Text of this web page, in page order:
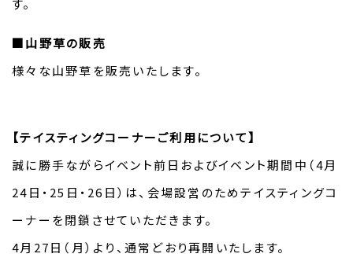
■山野草の販売
様々な山野草を販売いたします。
【テイスティングコーナーご利用について】
誠に勝手ながらイベント前日およびイベント期間中（4月
24日・25日・26日）は、会場設営のためテイスティングコ
ーナーを閉鎖させていただきます。
4月27日（月）より、通常どおり再開いたします。